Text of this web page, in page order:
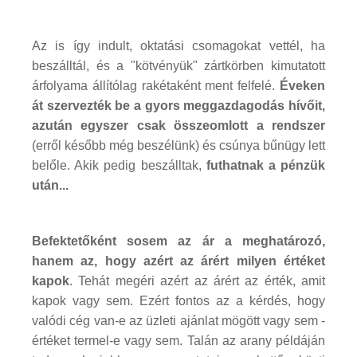
Az is így indult, oktatási csomagokat vettél, ha
beszálltál, és a "kötvényük" zártkörben kimutatott
árfolyama állítólag rakétaként ment felfelé. Éveken
át szervezték be a gyors meggazdagodás hívőit,
azután egyszer csak összeomlott a rendszer
(erről később még beszélünk) és csúnya bűnügy lett
belőle. Akik pedig beszálltak, futhatnak a pénzük
után...
Befektetőként sosem az ár a meghatározó,
hanem az, hogy azért az árért milyen értéket
kapok. Tehát megéri azért az árért az érték, amit
kapok vagy sem. Ezért fontos az a kérdés, hogy
valódi cég van-e az üzleti ajánlat mögött vagy sem -
értéket termel-e vagy sem. Talán az arany példáján